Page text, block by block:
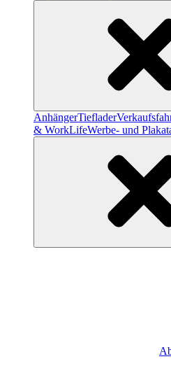
AnhängerTieflader
& WorkLifeWerbe- und